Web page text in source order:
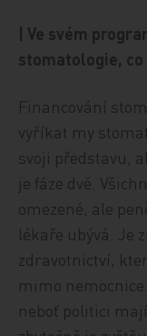
| Ve svém
stomatologie,
Financování
vyříkat my
svoji představu,
je fáze dvě.
omezené, ale
lékaře ubývá. Je
zdravotnictví,
mimo
neboť politici